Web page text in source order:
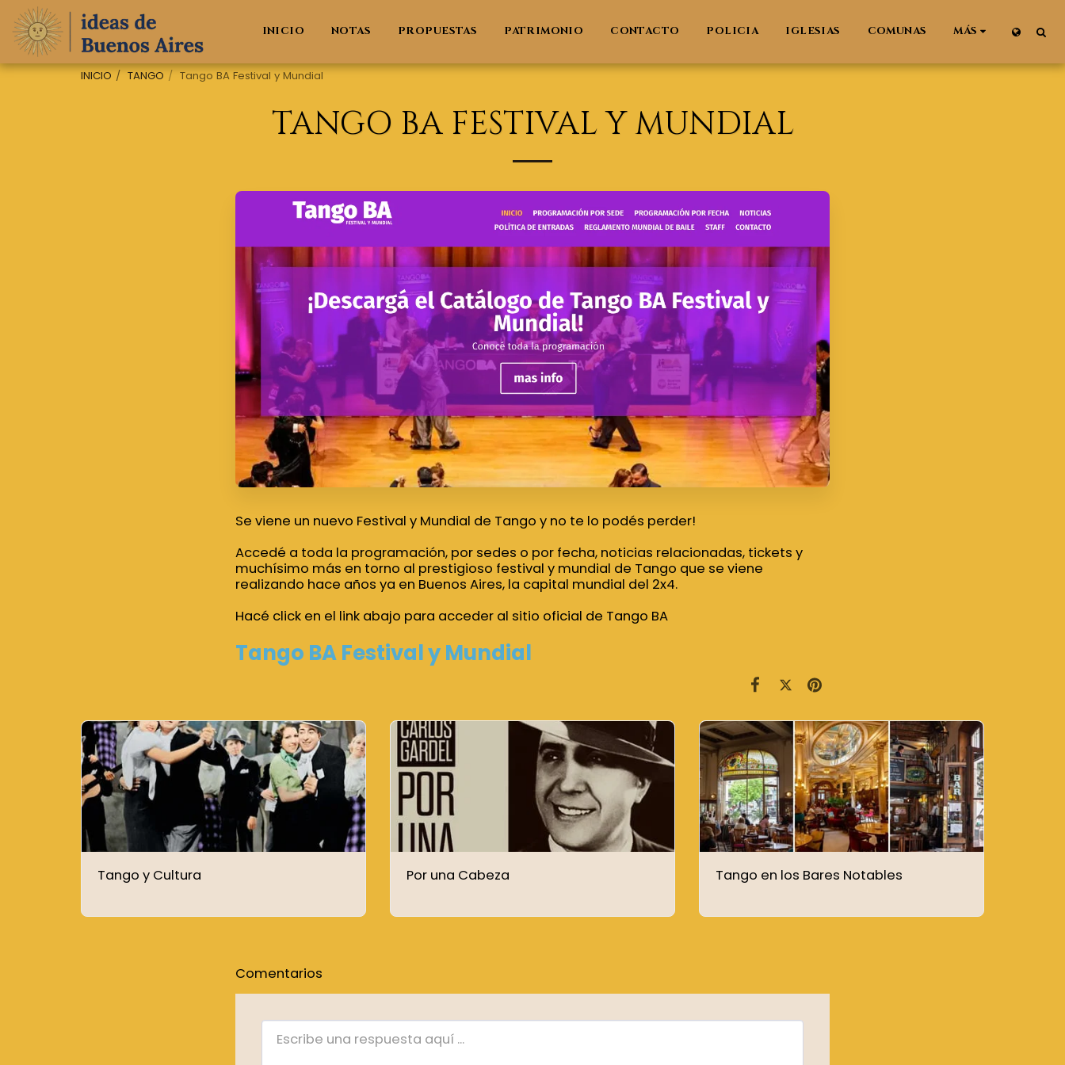
INICIO NOTAS PROPUESTAS PATRIMONIO CONTACTO POLICIA IGLESIAS COMUNAS MÁS
INICIO TANGO Tango BA Festival y Mundial
TANGO BA FESTIVAL Y MUNDIAL
Se viene un nuevo Festival y Mundial de Tango y no te lo podés perder!
Accedé a toda la programación, por sedes o por fecha, noticias relacionadas, tickets y
muchísimo más en torno al prestigioso festival y mundial de Tango que se viene
realizando hace años ya en Buenos Aires, la capital mundial del 2x4.
Hacé click en el link abajo para acceder al sitio oficial de Tango BA
Tango BA Festival y Mundial
Tango y Cultura Por una Cabeza Tango en los Bares Notables
Comentarios